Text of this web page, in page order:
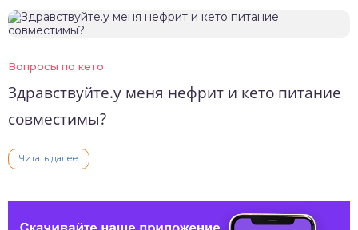
Вопросы по кето
Здравствуйте.у меня нефрит и кето питание
совместимы?
Читать далее